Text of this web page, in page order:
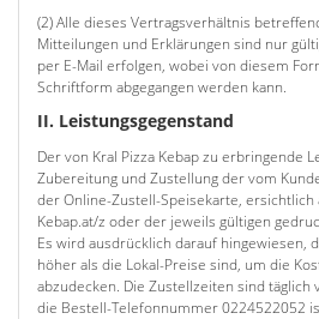
(2) Alle dieses Vertragsverhältnis
Mitteilungen und Erklärungen sind nur
per E-Mail erfolgen, wobei von diesem
Schriftform abgegangen werden kann.
II. Leistungsgegenstand
Der von Kral Pizza Kebap zu erbringende
Zubereitung und Zustellung der vom
der Online-Zustell-Speisekarte, ersichtlich
Kebap.at/z oder der jeweils gültigen
Es wird ausdrücklich darauf hingewiesen,
höher als die Lokal-Preise sind, um die
abzudecken. Die Zustellzeiten sind täglich
die Bestell-Telefonnummer 0224522052